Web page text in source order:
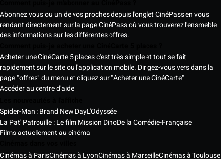
Abonnez vous ou un de vos proches depuis l'onglet CinéPass en vous
rendant directement sur la page CinéPass où vous trouverez l'ensmeble
des informations sur les différentes offres.
Acheter une CinéCarte 5 places c'est très simple et tout se fait
rapidement sur le site ou l'application mobile. Dirigez-vous vers dans la
page "offres" du menu et cliquez sur "Acheter une CinéCarte"
Accéder au centre d'aide
Spider-Man : Brand New DayL'Odyssée
La Pat' Patrouille : Le film Mission DinoDe la Comédie-Française
Films actuellement au cinéma
Cinémas à ParisCinémas à LyonCinémas à MarseilleCinémas à Toulouse